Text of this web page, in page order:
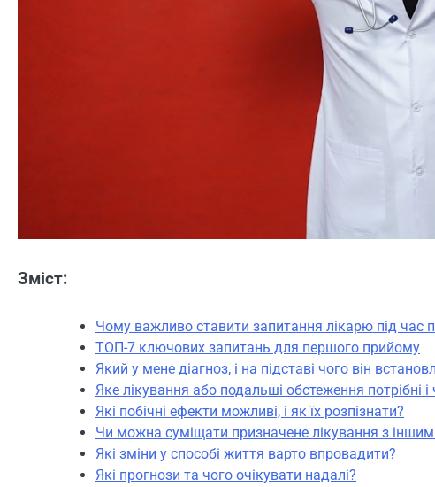
Зміст:
Чому важливо ставити запитання лікарю під час
ТОП-7 ключових запитань для першого прийому
Який у мене діагноз, і на підставі чого він
Яке лікування або подальші обстеження потрібні і
Які побічні ефекти можливі, і як їх розпізнати?
Чи можна суміщати призначене лікування з
Які зміни у способі життя варто впровадити?
Які прогнози та чого очікувати надалі?